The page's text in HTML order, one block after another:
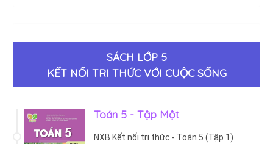
SÁCH LỚP 5
KẾT NỐI TRI THỨC VỚI CUỘC SỐNG
Toán 5 - Tập Một
NXB Kết nối tri thức - Toán 5 (Tập 1)